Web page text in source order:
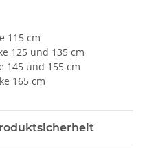
115 cm
125 und 135 cm
145 und 155 cm
165 cm